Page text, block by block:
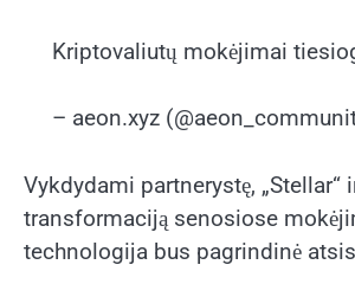
Kriptovaliutų mokėjimai
– aeon.xyz
Vykdydami partnerystę,
transformaciją senosiose
technologija bus pagrindinė